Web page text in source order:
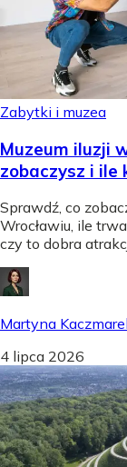
Zabytki i muzea
Muzeum iluzji
zobaczysz i ile
Sprawdź, co
Wrocławiu, ile
czy to dobra
Martyna
4 lipca 2026